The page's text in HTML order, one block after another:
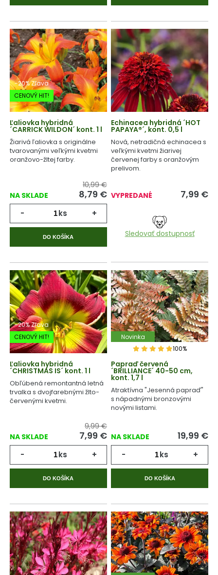
-20% Zľava
CENOVÝ HIT!
Ľaliovka hybridná
´CARRICK WILDON´ kont. 1 l
Žiarivá ľaliovka s originálne
tvarovanými veľkými kvetmi
oranžovo-žltej farby.
NA SKLADE
10,99 €
8,79 €
- ks +
DO KOŠÍKA
Echinacea hybridná ´HOT
PAPAYA®´, kont. 0,5 l
Nová, netradičná echinacea s
veľkými kvetmi žiarivej
červenej farby s oranžovým
prelivom.
VYPREDANÉ 7,99 €
Sledovať dostupnosť
-20% Zľava
CENOVÝ HIT!
Ľaliovka hybridná
´CHRISTMAS IS´ kont. 1 l
Obľúbená remontantná letná
trvalka s dvojfarebnými žlto-
červenými kvetmi.
NA SKLADE
9,99 €
7,99 €
- ks +
DO KOŠÍKA
Novinka
100%
Papraď červená
´BRILLIANCE´ 40-50 cm,
kont. 1,7 l
Atraktívna "Jesenná papraď"
s nápadnými bronzovými
novými listami.
NA SKLADE 19,99 €
- ks +
DO KOŠÍKA